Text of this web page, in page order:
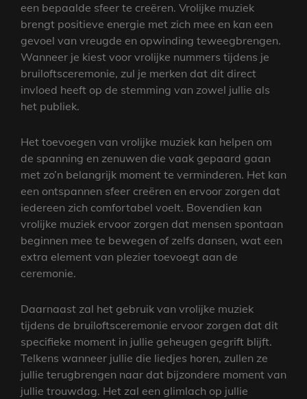
een bepaalde sfeer te creëren. Vrolijke muziek
brengt positieve energie met zich mee en kan een
gevoel van vreugde en opwinding teweegbrengen.
Wanneer je kiest voor vrolijke nummers tijdens je
bruiloftsceremonie, zul je merken dat dit direct
invloed heeft op de stemming van zowel jullie als
het publiek.
Het toevoegen van vrolijke muziek kan helpen om
de spanning en zenuwen die vaak gepaard gaan
met zo’n belangrijk moment te verminderen. Het kan
een ontspannen sfeer creëren en ervoor zorgen dat
iedereen zich comfortabel voelt. Bovendien kan
vrolijke muziek ervoor zorgen dat mensen spontaan
beginnen mee te bewegen of zelfs dansen, wat een
extra element van plezier toevoegt aan de
ceremonie.
Daarnaast zal het gebruik van vrolijke muziek
tijdens de bruiloftsceremonie ervoor zorgen dat dit
specifieke moment in jullie geheugen gegrift blijft.
Telkens wanneer jullie die liedjes horen, zullen ze
jullie terugbrengen naar dat bijzondere moment van
jullie trouwdag. Het zal een glimlach op jullie